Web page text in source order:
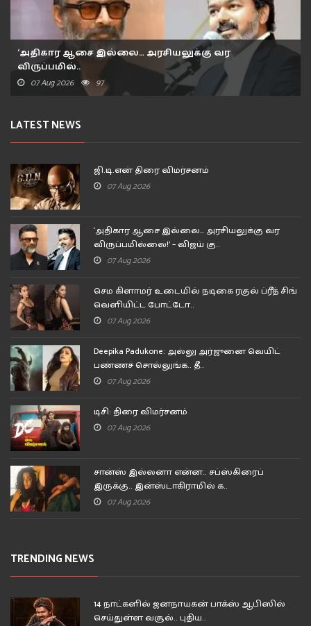
‘அதிகார ஆசை இல்லை… அரசியலுக்கு வர
விருப்பமில்..
07 Aug 2026 97
LATEST NEWS
ஜி.டி.என் திரை விமர்சனம்
07 Aug 2026
‘அதிகார ஆசை இல்லை… அரசியலுக்கு வர
விருப்பமில்லை!’ – விஜய் கு..
07 Aug 2026
செம கிளாமர் உடையில் நடிகை ரகுல் ப்ரீத் சிங்
வெளியிட்ட போட்டோ..
07 Aug 2026
Deepika Padukone: அல்லு அர்ஜுனை வெயிட்
பண்ணச் சொல்லுங்க.. தீ..
07 Aug 2026
டிசி: திரை விமர்சனம்
07 Aug 2026
சான்ஸ் இல்லனா என்ன.. சப்ஸ்கிரைப்
இருக்கு.. இன்ஸ்டாகிராமில் க..
07 Aug 2026
TRENDING NEWS
14 நாட்களில் ஜனநாயகன் பாக்ஸ் ஆபிஸில்
செய்துள்ள வசூல்.. புதிய..